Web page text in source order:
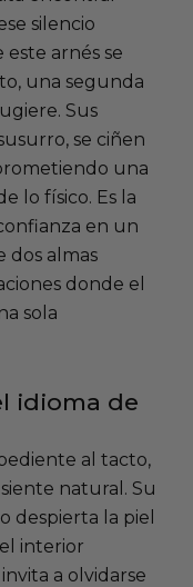
silencio
arnés se
una segunda
Sus
se ciñen
una
lo físico. Es la
en un
dos almas
donde el
sola
idioma de
al tacto,
natural. Su
despierta la piel
interior
a olvidarse